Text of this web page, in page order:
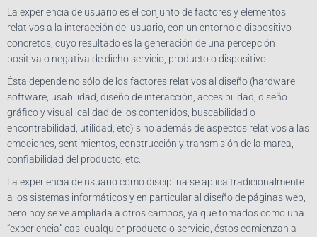
La experiencia de usuario es el conjunto de factores y elementos
relativos a la interacción del usuario, con un entorno o dispositivo
concretos, cuyo resultado es la generación de una percepción
positiva o negativa de dicho servicio, producto o dispositivo.
Ésta depende no sólo de los factores relativos al diseño (hardware,
software, usabilidad, diseño de interacción, accesibilidad, diseño
gráfico y visual, calidad de los contenidos, buscabilidad o
encontrabilidad, utilidad, etc) sino además de aspectos relativos a las
emociones, sentimientos, construcción y transmisión de la marca,
confiabilidad del producto, etc.
La experiencia de usuario como disciplina se aplica tradicionalmente
a los sistemas informáticos y en particular al diseño de páginas web,
pero hoy se ve ampliada a otros campos, ya que tomados como una
“experiencia” casi cualquier producto o servicio, éstos comienzan a